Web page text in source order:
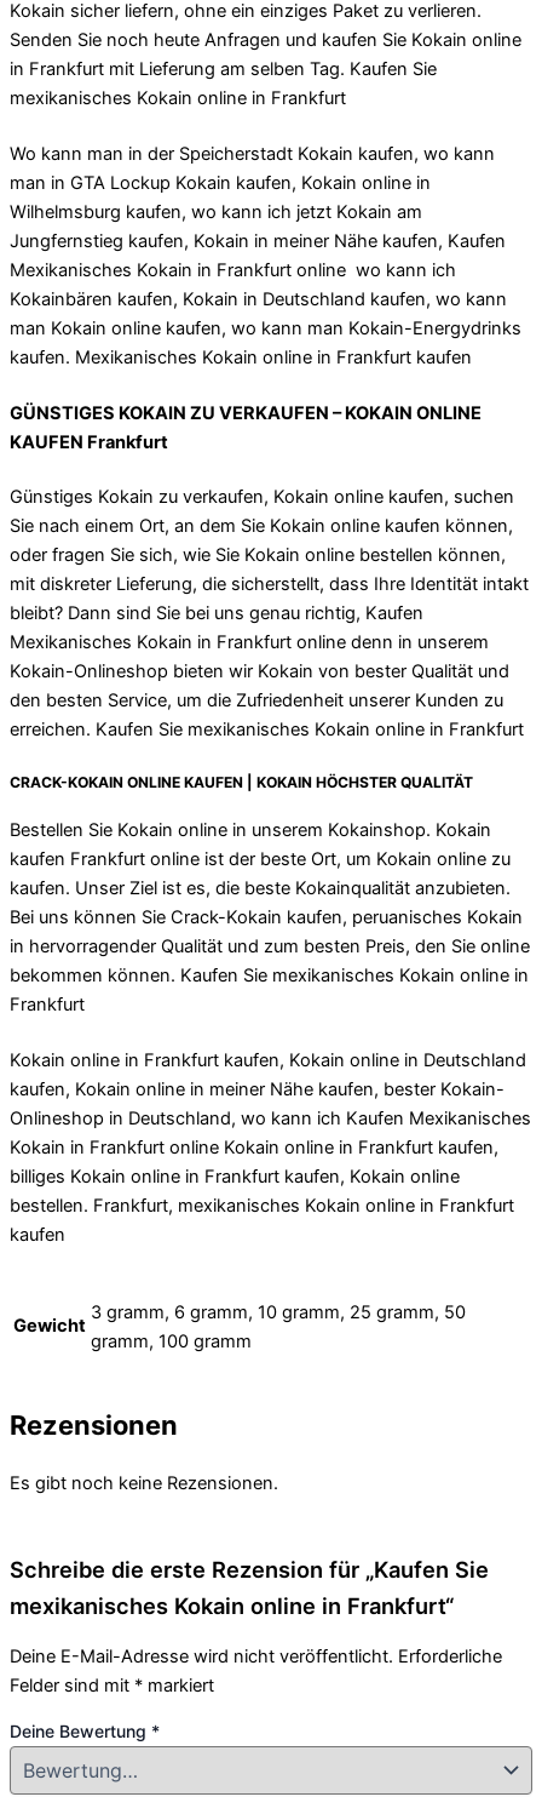
Kokain sicher liefern, ohne ein einziges Paket zu verlieren.
Senden Sie noch heute Anfragen und kaufen Sie Kokain online
in Frankfurt mit Lieferung am selben Tag. Kaufen Sie
mexikanisches Kokain online in Frankfurt
Wo kann man in der Speicherstadt Kokain kaufen, wo kann
man in GTA Lockup Kokain kaufen, Kokain online in
Wilhelmsburg kaufen, wo kann ich jetzt Kokain am
Jungfernstieg kaufen, Kokain in meiner Nähe kaufen, Kaufen
Mexikanisches Kokain in Frankfurt online wo kann ich
Kokainbären kaufen, Kokain in Deutschland kaufen, wo kann
man Kokain online kaufen, wo kann man Kokain-Energydrinks
kaufen. Mexikanisches Kokain online in Frankfurt kaufen
GÜNSTIGES KOKAIN ZU VERKAUFEN – KOKAIN ONLINE
KAUFEN Frankfurt
Günstiges Kokain zu verkaufen, Kokain online kaufen, suchen
Sie nach einem Ort, an dem Sie Kokain online kaufen können,
oder fragen Sie sich, wie Sie Kokain online bestellen können,
mit diskreter Lieferung, die sicherstellt, dass Ihre Identität intakt
bleibt? Dann sind Sie bei uns genau richtig, Kaufen
Mexikanisches Kokain in Frankfurt online denn in unserem
Kokain-Onlineshop bieten wir Kokain von bester Qualität und
den besten Service, um die Zufriedenheit unserer Kunden zu
erreichen. Kaufen Sie mexikanisches Kokain online in Frankfurt
CRACK-KOKAIN ONLINE KAUFEN | KOKAIN HÖCHSTER QUALITÄT
Bestellen Sie Kokain online in unserem Kokainshop. Kokain
kaufen Frankfurt online ist der beste Ort, um Kokain online zu
kaufen. Unser Ziel ist es, die beste Kokainqualität anzubieten.
Bei uns können Sie Crack-Kokain kaufen, peruanisches Kokain
in hervorragender Qualität und zum besten Preis, den Sie online
bekommen können. Kaufen Sie mexikanisches Kokain online in
Frankfurt
Kokain online in Frankfurt kaufen, Kokain online in Deutschland
kaufen, Kokain online in meiner Nähe kaufen, bester Kokain-
Onlineshop in Deutschland, wo kann ich Kaufen Mexikanisches
Kokain in Frankfurt online Kokain online in Frankfurt kaufen,
billiges Kokain online in Frankfurt kaufen, Kokain online
bestellen. Frankfurt, mexikanisches Kokain online in Frankfurt
kaufen
Gewicht
3 gramm, 6 gramm, 10 gramm, 25 gramm, 50
gramm, 100 gramm
Rezensionen
Es gibt noch keine Rezensionen.
Schreibe die erste Rezension für „Kaufen Sie
mexikanisches Kokain online in Frankfurt“
Deine E-Mail-Adresse wird nicht veröffentlicht. Erforderliche
Felder sind mit * markiert
Deine Bewertung *